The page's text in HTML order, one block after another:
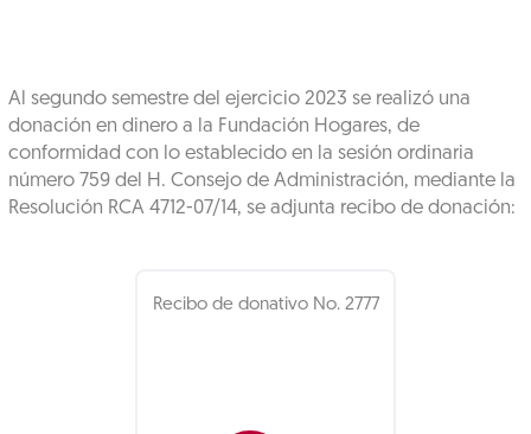
Al segundo semestre del ejercicio 2023 se realizó una
donación en dinero a la Fundación Hogares, de
conformidad con lo establecido en la sesión ordinaria
número 759 del H. Consejo de Administración, mediante la
Resolución RCA 4712-07/14, se adjunta recibo de donación:
Recibo de donativo No. 2777